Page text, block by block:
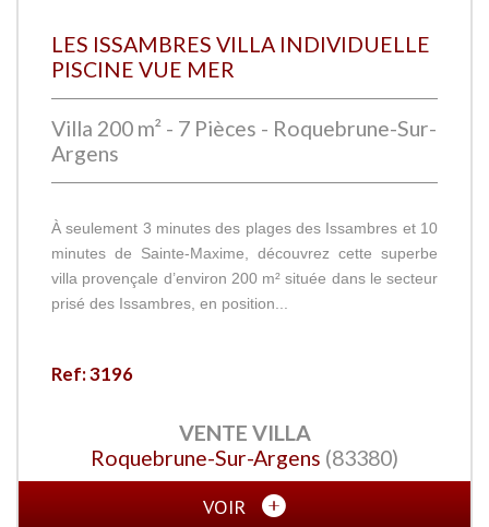
LES ISSAMBRES VILLA INDIVIDUELLE
PISCINE VUE MER
Villa 200 m² - 7 Pièces - Roquebrune-Sur-
Argens
À seulement 3 minutes des plages des Issambres et 10
minutes de Sainte-Maxime, découvrez cette superbe
villa provençale d’environ 200 m² située dans le secteur
prisé des Issambres, en position...
Ref: 3196
VENTE VILLA
Roquebrune-Sur-Argens (83380)
VOIR